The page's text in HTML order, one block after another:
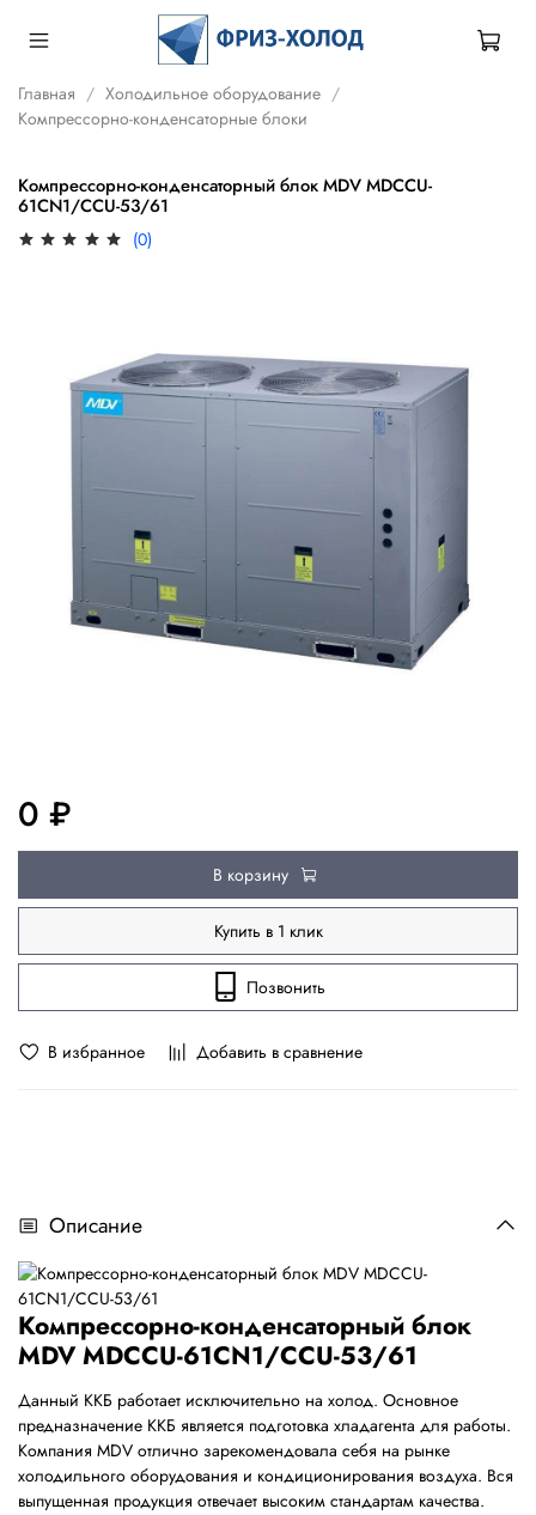
Главная
Холодильное оборудование
Компрессорно-конденсаторные блоки
Компрессорно-конденсаторный блок MDV MDCCU-
61CN1/CCU-53/61
(0)
В избранное Добавить в сравнение
0 ₽
В корзину
Купить в 1 клик
Позвонить
Описание
Компрессорно-конденсаторный блок
MDV MDCCU-61CN1/CCU-53/61
Данный ККБ работает исключительно на холод. Основное
предназначение ККБ является подготовка хладагента для работы.
Компания MDV отлично зарекомендовала себя на рынке
холодильного оборудования и кондиционирования воздуха. Вся
выпущенная продукция отвечает высоким стандартам качества.